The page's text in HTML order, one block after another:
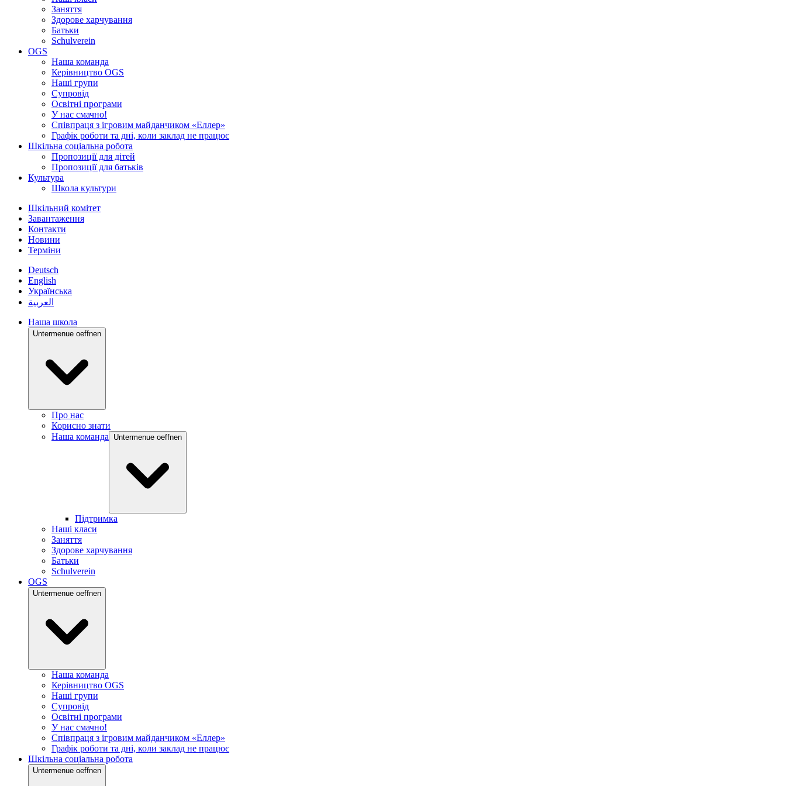
Заняття
Здорове харчування
Батьки
Schulverein
OGS
Наша команда
Керівництво OGS
Наші групи
Супровід
Освітні програми
У нас смачно!
Співпраця з ігровим майданчиком «Еллер»
Графік роботи та дні, коли заклад не працює
Шкільна соціальна робота
Пропозиції для дітей
Пропозиції для батьків
Культура
Школа культури
Шкільний комітет
Завантаження
Контакти
Новини
Терміни
Deutsch
English
Українська
العربية
Наша школа
Untermenue oeffnen
Про нас
Корисно знати
Наша команда
Untermenue oeffnen
Підтримка
Наші класи
Заняття
Здорове харчування
Батьки
Schulverein
OGS
Untermenue oeffnen
Наша команда
Керівництво OGS
Наші групи
Супровід
Освітні програми
У нас смачно!
Співпраця з ігровим майданчиком «Еллер»
Графік роботи та дні, коли заклад не працює
Шкільна соціальна робота
Untermenue oeffnen